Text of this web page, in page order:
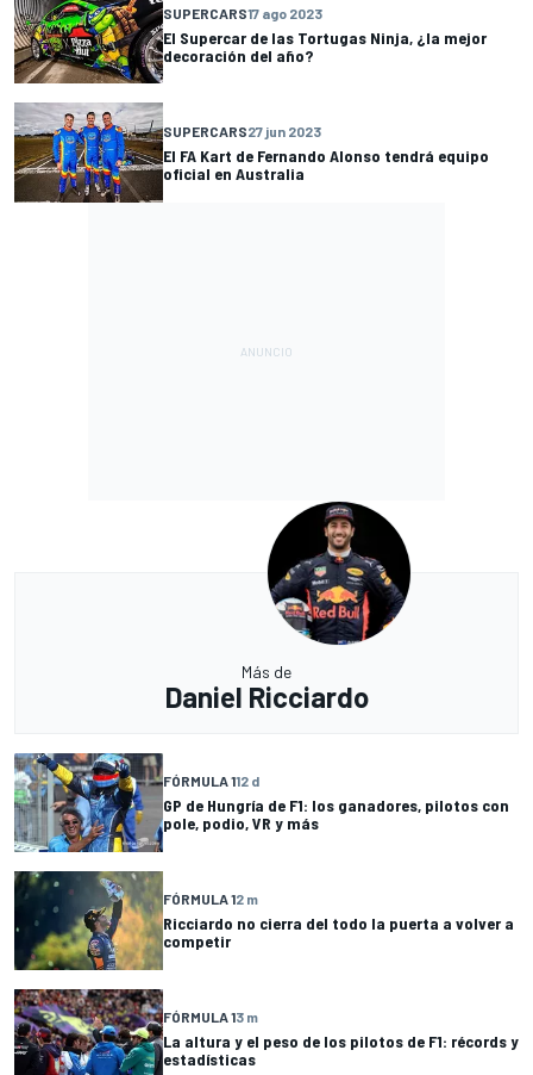
SUPERCARS17 ago 2023
El Supercar de las Tortugas Ninja, ¿la mejor
decoración del año?
SUPERCARS27 jun 2023
El FA Kart de Fernando Alonso tendrá equipo
oficial en Australia
Más de
Daniel Ricciardo
FÓRMULA 112 d
GP de Hungría de F1: los ganadores, pilotos con
pole, podio, VR y más
FÓRMULA 12 m
Ricciardo no cierra del todo la puerta a volver a
competir
FÓRMULA 13 m
La altura y el peso de los pilotos de F1: récords y
estadísticas